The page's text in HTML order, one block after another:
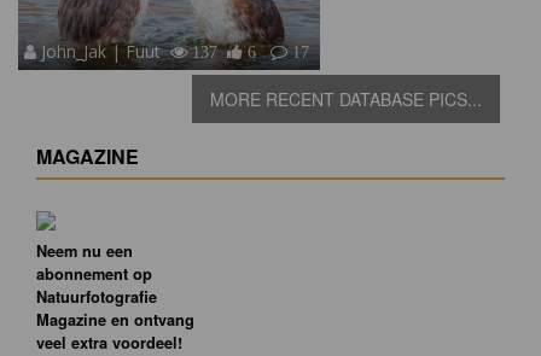
John_Jak | Fuut 137 6 17
MORE RECENT DATABASE PICS...
MAGAZINE
Neem nu een
abonnement op
Natuurfotografie
Magazine en ontvang
veel extra voordeel!